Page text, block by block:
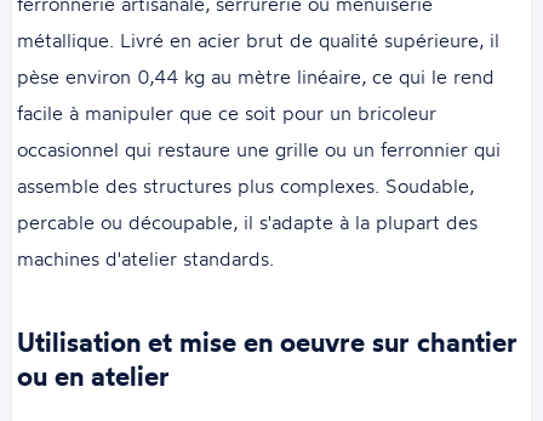
métallique. Livré en acier brut de qualité supérieure, il
pèse environ 0,44 kg au mètre linéaire, ce qui le rend
facile à manipuler que ce soit pour un bricoleur
occasionnel qui restaure une grille ou un ferronnier qui
assemble des structures plus complexes. Soudable,
percable ou découpable, il s'adapte à la plupart des
machines d'atelier standards.
Utilisation et mise en oeuvre sur chantier
ou en atelier